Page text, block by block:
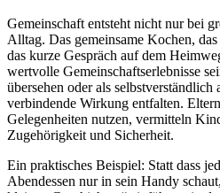
Gemeinschaft entsteht nicht nur bei
Alltag. Das gemeinsame Kochen,
das kurze Gespräch auf dem
wertvolle Gemeinschaftserlebnisse
übersehen oder als
verbindende Wirkung entfalten.
Gelegenheiten nutzen, vermitteln
Zugehörigkeit und Sicherheit.
Ein praktisches Beispiel: Statt dass
Abendessen nur in sein Handy